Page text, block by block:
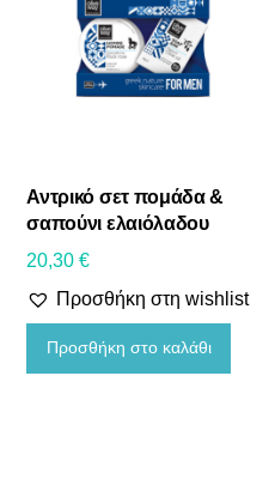
Αντρικό σετ πομάδα &
σαπούνι ελαιόλαδου
20,30€
Προσθήκη στη wishlist
Προσθήκη στο καλάθι